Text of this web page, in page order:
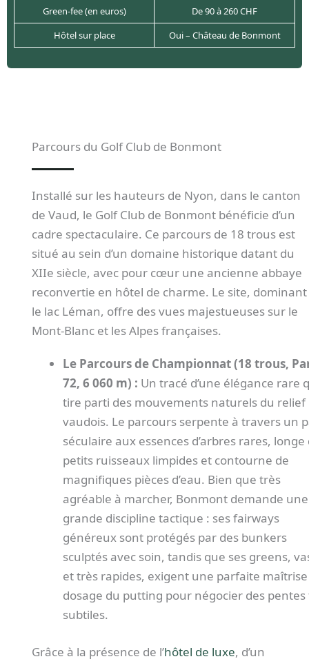
Green-fee (en euros)
De 90 à 260 CHF
Hôtel sur place
Oui – Château de Bonmont
Parcours du Golf Club de Bonmont
Installé sur les hauteurs de Nyon, dans le canton
de Vaud, le Golf Club de Bonmont bénéficie d’un
cadre spectaculaire. Ce parcours de 18 trous est
situé au sein d’un domaine historique datant du
XIIe siècle, avec pour cœur une ancienne abbaye
reconvertie en hôtel de charme. Le site, dominant
le lac Léman, offre des vues majestueuses sur le
Mont-Blanc et les Alpes françaises.
Le Parcours de Championnat (18 trous,
72, 6 060 m) : Un tracé d’une élégance rare
tire parti des mouvements naturels du relief
vaudois. Le parcours serpente à travers un
séculaire aux essences d’arbres rares, longe
petits ruisseaux limpides et contourne de
magnifiques pièces d’eau. Bien que très
agréable à marcher, Bonmont demande une
grande discipline tactique : ses fairways
généreux sont protégés par des bunkers
sculptés avec soin, tandis que ses greens,
et très rapides, exigent une parfaite
dosage du putting pour négocier des pentes
subtiles.
Grâce à la présence de l’hôtel de luxe, d’un